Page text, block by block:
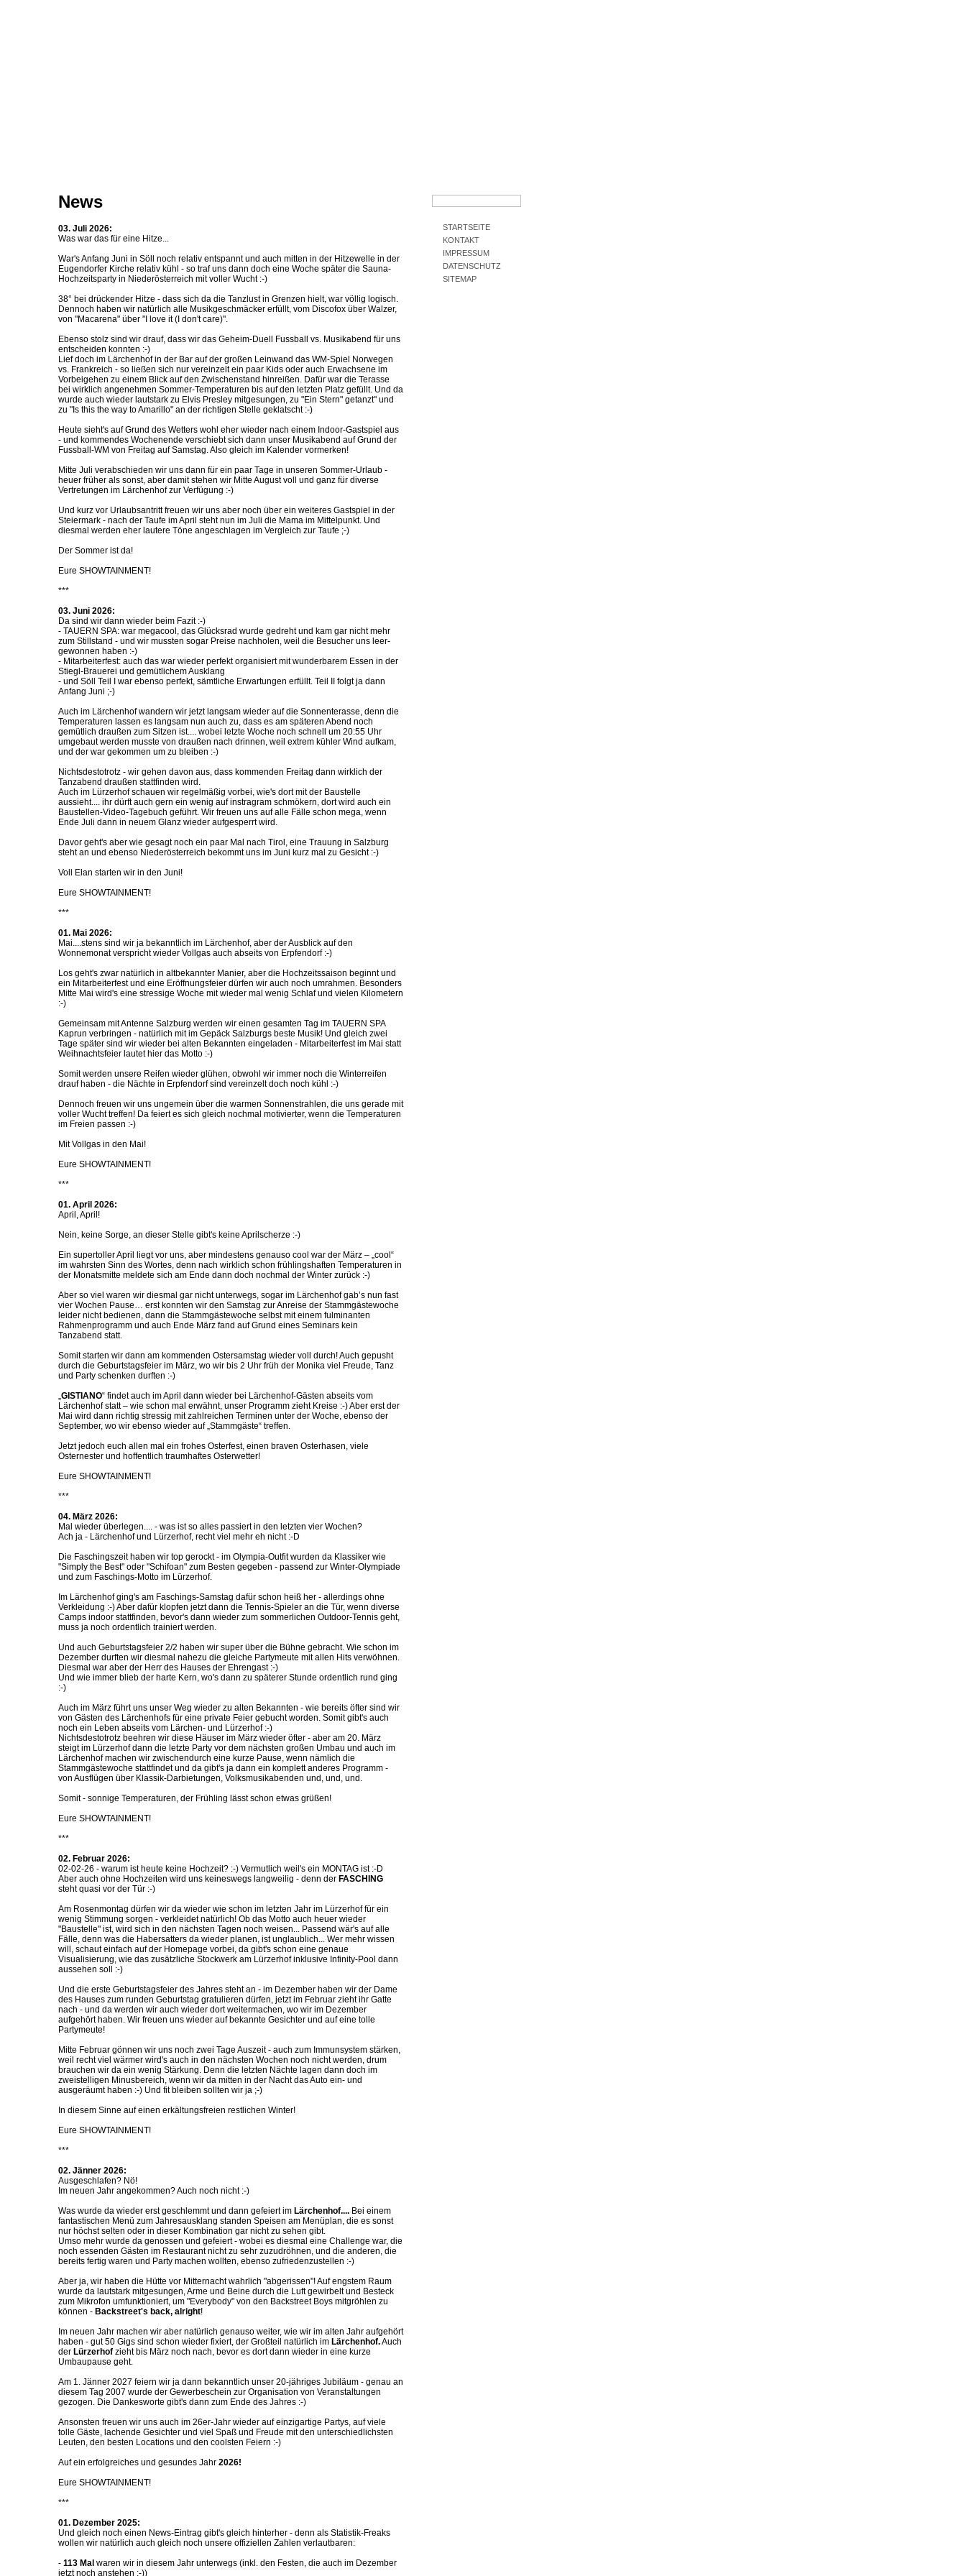
STARTSEITE
KONTAKT
IMPRESSUM
DATENSCHUTZ
SITEMAP
News
03. Juli 2026:
Was war das für eine Hitze...
War's Anfang Juni in Söll noch relativ entspannt und auch mitten in der Hitzewelle in der
Eugendorfer Kirche relativ kühl - so traf uns dann doch eine Woche später die Sauna-
Hochzeitsparty in Niederösterreich mit voller Wucht :-)
38° bei drückender Hitze - dass sich da die Tanzlust in Grenzen hielt, war völlig logisch.
Dennoch haben wir natürlich alle Musikgeschmäcker erfüllt, vom Discofox über Walzer,
von "Macarena" über "I love it (I don't care)".
Ebenso stolz sind wir drauf, dass wir das Geheim-Duell Fussball vs. Musikabend für uns
entscheiden konnten :-)
Lief doch im Lärchenhof in der Bar auf der großen Leinwand das WM-Spiel Norwegen
vs. Frankreich - so ließen sich nur vereinzelt ein paar Kids oder auch Erwachsene im
Vorbeigehen zu einem Blick auf den Zwischenstand hinreißen. Dafür war die Terasse
bei wirklich angenehmen Sommer-Temperaturen bis auf den letzten Platz gefüllt. Und da
wurde auch wieder lautstark zu Elvis Presley mitgesungen, zu "Ein Stern" getanzt" und
zu "Is this the way to Amarillo" an der richtigen Stelle geklatscht :-)
Heute sieht's auf Grund des Wetters wohl eher wieder nach einem Indoor-Gastspiel aus
- und kommendes Wochenende verschiebt sich dann unser Musikabend auf Grund der
Fussball-WM von Freitag auf Samstag. Also gleich im Kalender vormerken!
Mitte Juli verabschieden wir uns dann für ein paar Tage in unseren Sommer-Urlaub -
heuer früher als sonst, aber damit stehen wir Mitte August voll und ganz für diverse
Vertretungen im Lärchenhof zur Verfügung :-)
Und kurz vor Urlaubsantritt freuen wir uns aber noch über ein weiteres Gastspiel in der
Steiermark - nach der Taufe im April steht nun im Juli die Mama im Mittelpunkt. Und
diesmal werden eher lautere Töne angeschlagen im Vergleich zur Taufe ;-)
Der Sommer ist da!
Eure SHOWTAINMENT!
***
03. Juni 2026:
Da sind wir dann wieder beim Fazit :-)
- TAUERN SPA: war megacool, das Glücksrad wurde gedreht und kam gar nicht mehr
zum Stillstand - und wir mussten sogar Preise nachholen, weil die Besucher uns leer-
gewonnen haben :-)
- Mitarbeiterfest: auch das war wieder perfekt organisiert mit wunderbarem Essen in der
Stiegl-Brauerei und gemütlichem Ausklang
- und Söll Teil I war ebenso perfekt, sämtliche Erwartungen erfüllt. Teil II folgt ja dann
Anfang Juni ;-)
Auch im Lärchenhof wandern wir jetzt langsam wieder auf die Sonnenterasse, denn die
Temperaturen lassen es langsam nun auch zu, dass es am späteren Abend noch
gemütlich draußen zum Sitzen ist.... wobei letzte Woche noch schnell um 20:55 Uhr
umgebaut werden musste von draußen nach drinnen, weil extrem kühler Wind aufkam,
und der war gekommen um zu bleiben :-)
Nichtsdestotrotz - wir gehen davon aus, dass kommenden Freitag dann wirklich der
Tanzabend draußen stattfinden wird.
Auch im Lürzerhof schauen wir regelmäßig vorbei, wie's dort mit der Baustelle
aussieht.... ihr dürft auch gern ein wenig auf instragram schmökern, dort wird auch ein
Baustellen-Video-Tagebuch geführt. Wir freuen uns auf alle Fälle schon mega, wenn
Ende Juli dann in neuem Glanz wieder aufgesperrt wird.
Davor geht's aber wie gesagt noch ein paar Mal nach Tirol, eine Trauung in Salzburg
steht an und ebenso Niederösterreich bekommt uns im Juni kurz mal zu Gesicht :-)
Voll Elan starten wir in den Juni!
Eure SHOWTAINMENT!
***
01. Mai 2026:
Mai....stens sind wir ja bekanntlich im Lärchenhof, aber der Ausblick auf den
Wonnemonat verspricht wieder Vollgas auch abseits von Erpfendorf :-)
Los geht's zwar natürlich in altbekannter Manier, aber die Hochzeitssaison beginnt und
ein Mitarbeiterfest und eine Eröffnungsfeier dürfen wir auch noch umrahmen. Besonders
Mitte Mai wird's eine stressige Woche mit wieder mal wenig Schlaf und vielen Kilometern
:-)
Gemeinsam mit Antenne Salzburg werden wir einen gesamten Tag im TAUERN SPA
Kaprun verbringen - natürlich mit im Gepäck Salzburgs beste Musik! Und gleich zwei
Tage später sind wir wieder bei alten Bekannten eingeladen - Mitarbeiterfest im Mai statt
Weihnachtsfeier lautet hier das Motto :-)
Somit werden unsere Reifen wieder glühen, obwohl wir immer noch die Winterreifen
drauf haben - die Nächte in Erpfendorf sind vereinzelt doch noch kühl :-)
Dennoch freuen wir uns ungemein über die warmen Sonnenstrahlen, die uns gerade mit
voller Wucht treffen! Da feiert es sich gleich nochmal motivierter, wenn die Temperaturen
im Freien passen :-)
Mit Vollgas in den Mai!
Eure SHOWTAINMENT!
***
01. April 2026:
April, April!
Nein, keine Sorge, an dieser Stelle gibt's keine Aprilscherze :-)
Ein supertoller April liegt vor uns, aber mindestens genauso cool war der März – „cool“
im wahrsten Sinn des Wortes, denn nach wirklich schon frühlingshaften Temperaturen in
der Monatsmitte meldete sich am Ende dann doch nochmal der Winter zurück :-)
Aber so viel waren wir diesmal gar nicht unterwegs, sogar im Lärchenhof gab’s nun fast
vier Wochen Pause… erst konnten wir den Samstag zur Anreise der Stammgästewoche
leider nicht bedienen, dann die Stammgästewoche selbst mit einem fulminanten
Rahmenprogramm und auch Ende März fand auf Grund eines Seminars kein
Tanzabend statt.
Somit starten wir dann am kommenden Ostersamstag wieder voll durch! Auch gepusht
durch die Geburtstagsfeier im März, wo wir bis 2 Uhr früh der Monika viel Freude, Tanz
und Party schenken durften :-)
„GISTIANO“ findet auch im April dann wieder bei Lärchenhof-Gästen abseits vom
Lärchenhof statt – wie schon mal erwähnt, unser Programm zieht Kreise :-) Aber erst der
Mai wird dann richtig stressig mit zahlreichen Terminen unter der Woche, ebenso der
September, wo wir ebenso wieder auf „Stammgäste“ treffen.
Jetzt jedoch euch allen mal ein frohes Osterfest, einen braven Osterhasen, viele
Osternester und hoffentlich traumhaftes Osterwetter!
Eure SHOWTAINMENT!
***
04. März 2026:
Mal wieder überlegen.... - was ist so alles passiert in den letzten vier Wochen?
Ach ja - Lärchenhof und Lürzerhof, recht viel mehr eh nicht :-D
Die Faschingszeit haben wir top gerockt - im Olympia-Outfit wurden da Klassiker wie
"Simply the Best" oder "Schifoan" zum Besten gegeben - passend zur Winter-Olympiade
und zum Faschings-Motto im Lürzerhof.
Im Lärchenhof ging's am Faschings-Samstag dafür schon heiß her - allerdings ohne
Verkleidung :-) Aber dafür klopfen jetzt dann die Tennis-Spieler an die Tür, wenn diverse
Camps indoor stattfinden, bevor's dann wieder zum sommerlichen Outdoor-Tennis geht,
muss ja noch ordentlich trainiert werden.
Und auch Geburtstagsfeier 2/2 haben wir super über die Bühne gebracht. Wie schon im
Dezember durften wir diesmal nahezu die gleiche Partymeute mit allen Hits verwöhnen.
Diesmal war aber der Herr des Hauses der Ehrengast :-)
Und wie immer blieb der harte Kern, wo's dann zu späterer Stunde ordentlich rund ging
:-)
Auch im März führt uns unser Weg wieder zu alten Bekannten - wie bereits öfter sind wir
von Gästen des Lärchenhofs für eine private Feier gebucht worden. Somit gibt's auch
noch ein Leben abseits vom Lärchen- und Lürzerhof :-)
Nichtsdestotrotz beehren wir diese Häuser im März wieder öfter - aber am 20. März
steigt im Lürzerhof dann die letzte Party vor dem nächsten großen Umbau und auch im
Lärchenhof machen wir zwischendurch eine kurze Pause, wenn nämlich die
Stammgästewoche stattfindet und da gibt's ja dann ein komplett anderes Programm -
von Ausflügen über Klassik-Darbietungen, Volksmusikabenden und, und, und.
Somit - sonnige Temperaturen, der Frühling lässt schon etwas grüßen!
Eure SHOWTAINMENT!
***
02. Februar 2026:
02-02-26 - warum ist heute keine Hochzeit? :-) Vermutlich weil's ein MONTAG ist :-D
Aber auch ohne Hochzeiten wird uns keineswegs langweilig - denn der FASCHING
steht quasi vor der Tür :-)
Am Rosenmontag dürfen wir da wieder wie schon im letzten Jahr im Lürzerhof für ein
wenig Stimmung sorgen - verkleidet natürlich! Ob das Motto auch heuer wieder
"Baustelle" ist, wird sich in den nächsten Tagen noch weisen... Passend wär's auf alle
Fälle, denn was die Habersatters da wieder planen, ist unglaublich... Wer mehr wissen
will, schaut einfach auf der Homepage vorbei, da gibt's schon eine genaue
Visualisierung, wie das zusätzliche Stockwerk am Lürzerhof inklusive Infinity-Pool dann
aussehen soll :-)
Und die erste Geburtstagsfeier des Jahres steht an - im Dezember haben wir der Dame
des Hauses zum runden Geburtstag gratulieren dürfen, jetzt im Februar zieht ihr Gatte
nach - und da werden wir auch wieder dort weitermachen, wo wir im Dezember
aufgehört haben. Wir freuen uns wieder auf bekannte Gesichter und auf eine tolle
Partymeute!
Mitte Februar gönnen wir uns noch zwei Tage Auszeit - auch zum Immunsystem stärken,
weil recht viel wärmer wird's auch in den nächsten Wochen noch nicht werden, drum
brauchen wir da ein wenig Stärkung. Denn die letzten Nächte lagen dann doch im
zweistelligen Minusbereich, wenn wir da mitten in der Nacht das Auto ein- und
ausgeräumt haben :-) Und fit bleiben sollten wir ja ;-)
In diesem Sinne auf einen erkältungsfreien restlichen Winter!
Eure SHOWTAINMENT!
***
02. Jänner 2026:
Ausgeschlafen? Nö!
Im neuen Jahr angekommen? Auch noch nicht :-)
Was wurde da wieder erst geschlemmt und dann gefeiert im Lärchenhof.... Bei einem
fantastischen Menü zum Jahresausklang standen Speisen am Menüplan, die es sonst
nur höchst selten oder in dieser Kombination gar nicht zu sehen gibt.
Umso mehr wurde da genossen und gefeiert - wobei es diesmal eine Challenge war, die
noch essenden Gästen im Restaurant nicht zu sehr zuzudröhnen, und die anderen, die
bereits fertig waren und Party machen wollten, ebenso zufriedenzustellen :-)
Aber ja, wir haben die Hütte vor Mitternacht wahrlich "abgerissen"! Auf engstem Raum
wurde da lautstark mitgesungen, Arme und Beine durch die Luft gewirbelt und Besteck
zum Mikrofon umfunktioniert, um "Everybody" von den Backstreet Boys mitgröhlen zu
können - Backstreet's back, alright!
Im neuen Jahr machen wir aber natürlich genauso weiter, wie wir im alten Jahr aufgehört
haben - gut 50 Gigs sind schon wieder fixiert, der Großteil natürlich im Lärchenhof.Auch
der Lürzerhof zieht bis März noch nach, bevor es dort dann wieder in eine kurze
Umbaupause geht.
Am 1. Jänner 2027 feiern wir ja dann bekanntlich unser 20-jähriges Jubiläum - genau an
diesem Tag 2007 wurde der Gewerbeschein zur Organisation von Veranstaltungen
gezogen. Die Dankesworte gibt's dann zum Ende des Jahres :-)
Ansonsten freuen wir uns auch im 26er-Jahr wieder auf einzigartige Partys, auf viele
tolle Gäste, lachende Gesichter und viel Spaß und Freude mit den unterschiedlichsten
Leuten, den besten Locations und den coolsten Feiern :-)
Auf ein erfolgreiches und gesundes Jahr 2026!
Eure SHOWTAINMENT!
***
01. Dezember 2025:
Und gleich noch einen News-Eintrag gibt's gleich hinterher - denn als Statistik-Freaks
wollen wir natürlich auch gleich noch unsere offiziellen Zahlen verlautbaren:
- 113 Mal waren wir in diesem Jahr unterwegs (inkl. den Festen, die auch im Dezember
jetzt noch anstehen :-))